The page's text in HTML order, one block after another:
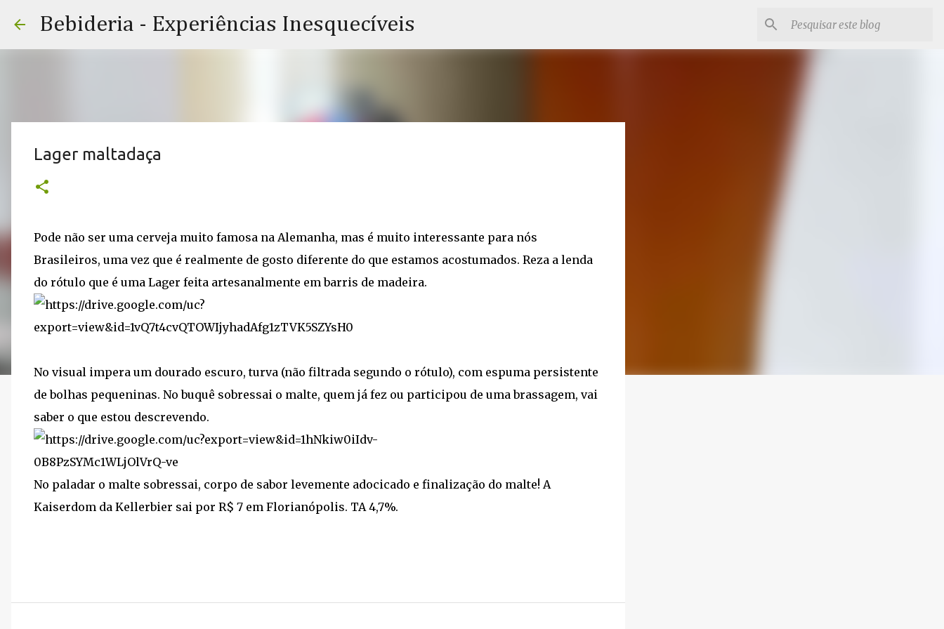
Bebideria - Experiências Inesquecíveis
Lager maltadaça
Pode não ser uma cerveja muito famosa na Alemanha, mas é muito interessante para nós
Brasileiros, uma vez que é realmente de gosto diferente do que estamos acostumados. Reza a lenda
do rótulo que é uma Lager feita artesanalmente em barris de madeira.
No visual impera um dourado escuro, turva (não filtrada segundo o rótulo), com espuma persistente
de bolhas pequeninas. No buquê sobressai o malte, quem já fez ou participou de uma brassagem, vai
saber o que estou descrevendo.
No paladar o malte sobressai, corpo de sabor levemente adocicado e finalização do malte! A
Kaiserdom da Kellerbier sai por R$ 7 em Florianópolis. TA 4,7%.